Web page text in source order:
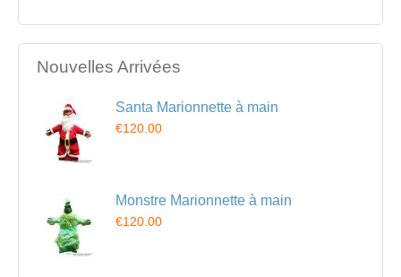
Nouvelles Arrivées
Santa Marionnette à main
€120.00
Monstre Marionnette à main
€120.00